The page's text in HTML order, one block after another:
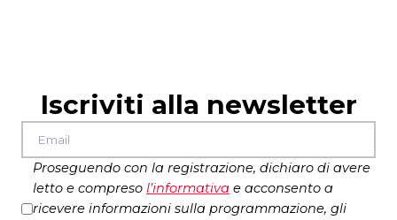
Iscriviti alla newsletter
Proseguendo con la registrazione, dichiaro di avere
letto e compreso l’informativa e acconsento a
ricevere informazioni sulla programmazione, gli